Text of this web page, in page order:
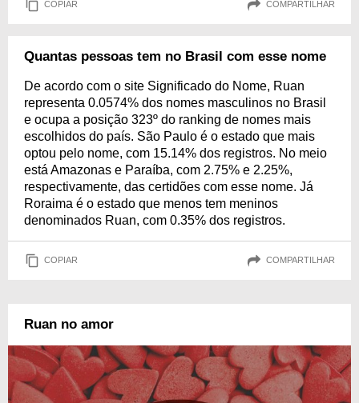
COPIAR COMPARTILHAR
Quantas pessoas tem no Brasil com esse nome
De acordo com o site Significado do Nome, Ruan
representa 0.0574% dos nomes masculinos no Brasil
e ocupa a posição 323º do ranking de nomes mais
escolhidos do país. São Paulo é o estado que mais
optou pelo nome, com 15.14% dos registros. No meio
está Amazonas e Paraíba, com 2.75% e 2.25%,
respectivamente, das certidões com esse nome. Já
Roraima é o estado que menos tem meninos
denominados Ruan, com 0.35% dos registros.
COPIAR COMPARTILHAR
Ruan no amor